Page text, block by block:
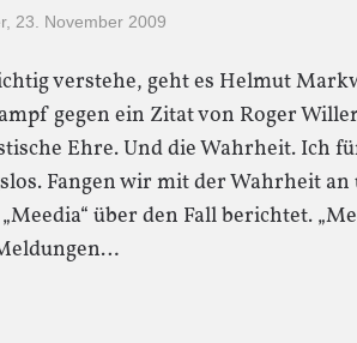
, 23. November 2009
verstehe, geht es Helmut
gegen ein Zitat von Roger
Ehre. Und die Wahrheit. Ich
Fangen wir mit der Wahrheit an
über den Fall berichtet.